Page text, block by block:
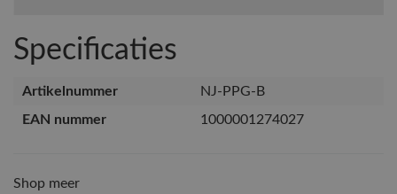
Specificaties
Artikelnummer
NJ-PPG-B
EAN nummer
1000001274027
Shop meer